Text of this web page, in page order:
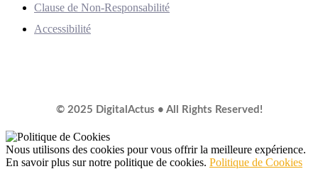
Clause de Non-Responsabilité
Accessibilité
© 2025 DigitalActus • All Rights Reserved!
Nous utilisons des cookies pour vous offrir la meilleure expérience.
En savoir plus sur notre politique de cookies. Politique de Cookies